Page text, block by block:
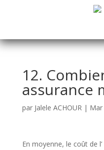
12.
assurance
par Jalele ACHOUR|
En moyenne, le coût de